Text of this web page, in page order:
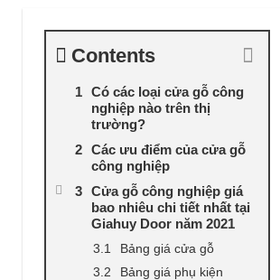
Contents
Có các loại cửa gỗ công
nghiệp nào trên thị
trường?
Các ưu điểm của cửa gỗ
công nghiệp
Cửa gỗ công nghiệp giá
bao nhiêu chi tiết nhất tại
Giahuy Door năm 2021
Bảng giá cửa gỗ
Bảng giá phụ kiện